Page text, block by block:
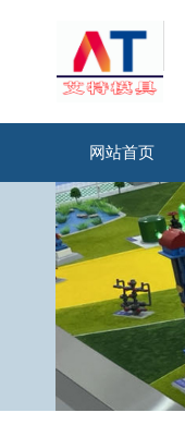
网站首页